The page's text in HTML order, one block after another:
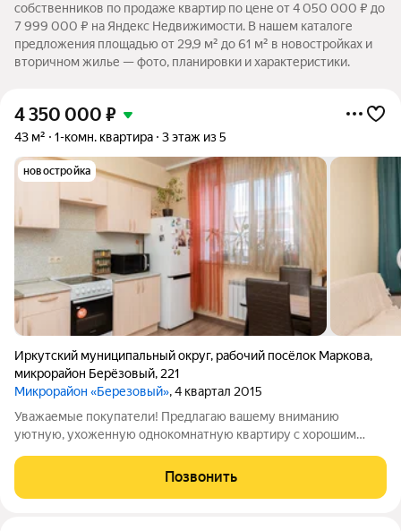
собственников по продаже квартир по цене от 4 050 000 ₽ до
7 999 000 ₽ на Яндекс Недвижимости. В нашем каталоге
предложения площадью от 29,9 м² до 61 м² в новостройках и
вторичном жилье — фото, планировки и характеристики.
4 350 000 ₽
43 м² 1-комн. квартира 3 этаж из 5
новостройка
Иркутский муниципальный округ, рабочий посёлок Маркова,
микрорайон Берёзовый, 221
Микрорайон «Березовый», 4 квартал 2015
Уважаемые покупатели! Предлагаю вашему вниманию
уютную, ухоженную однокомнатную квартиру с хорошим
для тех, ктo ищeт жильe фoрмaта «заeзжaй и живи» без
дoпoлнительных вложений. Квартира
Позвонить